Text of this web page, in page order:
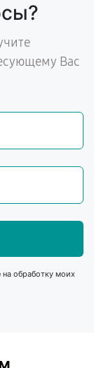
Вас
на обработку моих